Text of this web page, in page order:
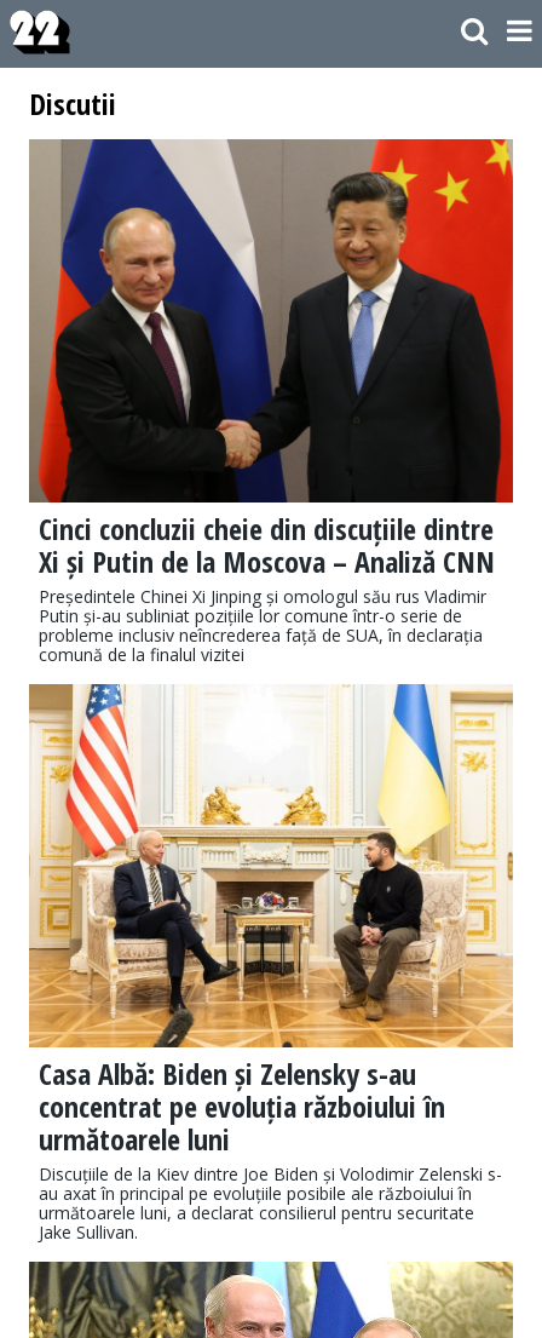
Discutii
Cinci concluzii cheie din discuțiile dintre
Xi și Putin de la Moscova – Analiză CNN
Președintele Chinei Xi Jinping și omologul său rus Vladimir
Putin și-au subliniat pozițiile lor comune într-o serie de
probleme inclusiv neîncrederea față de SUA, în declarația
comună de la finalul vizitei
Casa Albă: Biden și Zelensky s-au
concentrat pe evoluția războiului în
următoarele luni
Discuțiile de la Kiev dintre Joe Biden și Volodimir Zelenski s-
au axat în principal pe evoluțiile posibile ale războiului în
următoarele luni, a declarat consilierul pentru securitate
Jake Sullivan.